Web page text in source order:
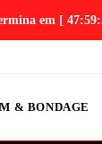
em [
& BONDAGE